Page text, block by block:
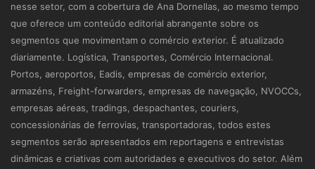
nesse setor, com a cobertura de Ana Dornellas, ao mesmo tempo
que oferece um conteúdo editorial abrangente sobre os
segmentos que movimentam o comércio exterior. É atualizado
diariamente. Logística, Transportes, Comércio Internacional.
Portos, aeroportos, Eadis, empresas de comércio exterior,
armazéns, Freight-forwarders, empresas de navegação, NVOCCs,
empresas aéreas, tradings, despachantes, couriers,
concessionárias de ferrovias, transportadoras, todos estes
segmentos serão apresentados em reportagens e entrevistas
dinâmicas e criativas com autoridades e executivos do setor. Além